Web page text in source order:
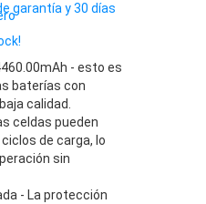
garantía y 30 días
- esto es
baterías con
calidad.
celdas pueden
de carga, lo
sin
- La protección